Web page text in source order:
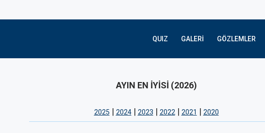
QUIZ GALERI GÖZLEMLER
AYIN EN İYİSİ (2026)
2025 | 2024| 2023 | 2022 | 2021 | 2020